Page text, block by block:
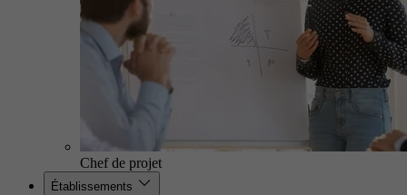
Chef de projet
Établissements